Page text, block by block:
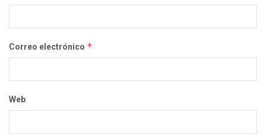
Correo electrónico *
Web